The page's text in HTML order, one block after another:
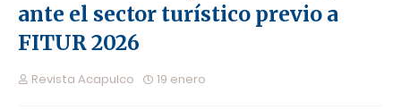
ante el sector turístico previo a
FITUR 2026
Revista Acapulco 19 enero